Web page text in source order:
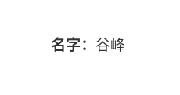
名字： 谷峰